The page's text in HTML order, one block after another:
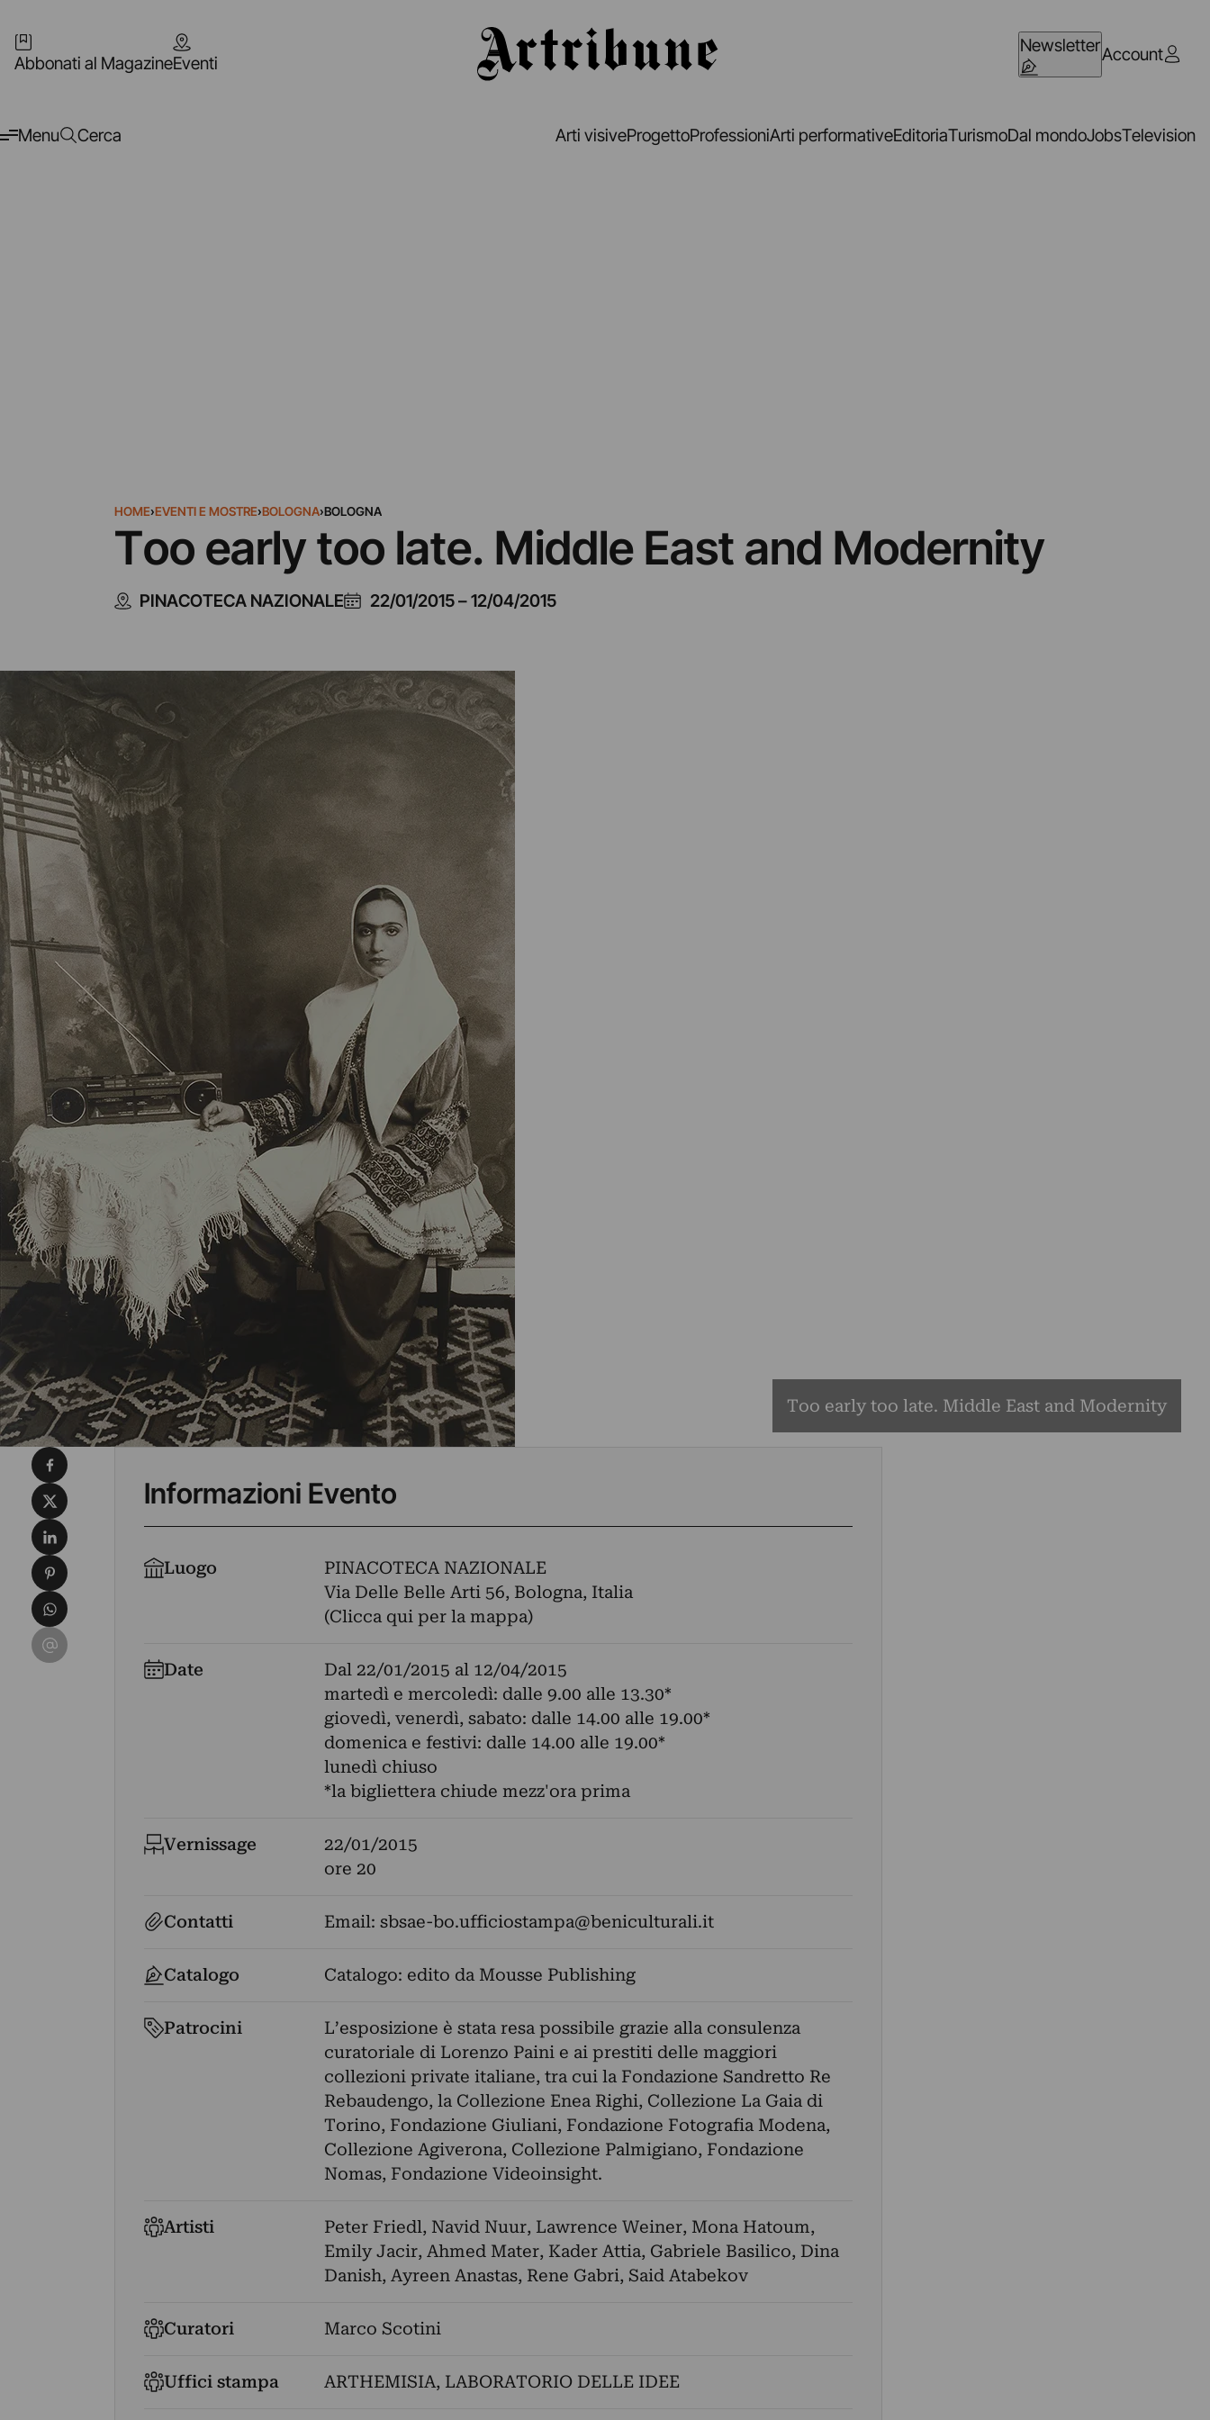
Abbonati al MagazineEventi
NewsletterAccount
Menu Cerca Arti visiveProgettoProfessioniArti performativeEditoriaTurismoDal mondoJobsTelevision
HOME›EVENTI E MOSTRE›BOLOGNA›BOLOGNA
Too early too late. Middle East and Modernity
PINACOTECA NAZIONALE 22/01/2015–12/04/2015
Too early too late. Middle East and Modernity
Informazioni Evento
Luogo
PINACOTECA NAZIONALE
Via Delle Belle Arti 56, Bologna, Italia
(Clicca qui per la mappa)
Date Dal 22/01/2015 al 12/04/2015
martedì e mercoledì: dalle 9.00 alle 13.30*
giovedì, venerdì, sabato: dalle 14.00 alle 19.00*
domenica e festivi: dalle 14.00 alle 19.00*
lunedì chiuso
*la bigliettera chiude mezz'ora prima
Vernissage
22/01/2015
ore 20
Contatti Email: sbsae-bo.ufficiostampa@beniculturali.it
Catalogo Catalogo: edito da Mousse Publishing
Patrocini
L’esposizione è stata resa possibile grazie alla consulenza
curatoriale di Lorenzo Paini e ai prestiti delle maggiori
collezioni private italiane, tra cui la Fondazione Sandretto Re
Rebaudengo, la Collezione Enea Righi, Collezione La Gaia di
Torino, Fondazione Giuliani, Fondazione Fotografia Modena,
Collezione Agiverona, Collezione Palmigiano, Fondazione
Nomas, Fondazione Videoinsight.
Artisti Peter Friedl, Navid Nuur, Lawrence Weiner, Mona Hatoum,
Emily Jacir, Ahmed Mater, Kader Attia, Gabriele Basilico, Dina
Danish, Ayreen Anastas, Rene Gabri, Said Atabekov
Curatori Marco Scotini
Uffici stampa ARTHEMISIA, LABORATORIO DELLE IDEE
Condividi su Facebook
Condividi su X
Condividi su LinkedIn
Condividi su Pinterest
Condividi su WhatsApp
Condividi su Email